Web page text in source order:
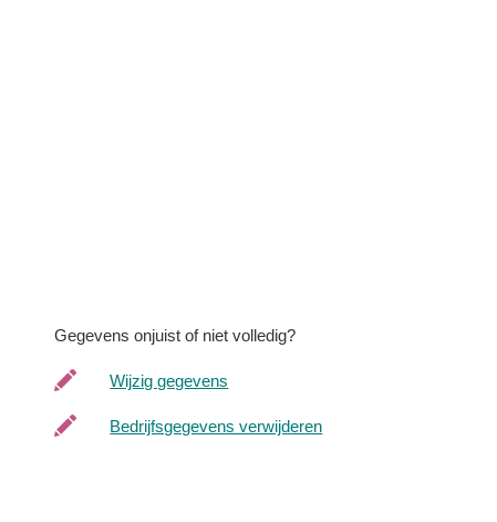
Gegevens onjuist of niet volledig?
Wijzig gegevens
Bedrijfsgegevens verwijderen